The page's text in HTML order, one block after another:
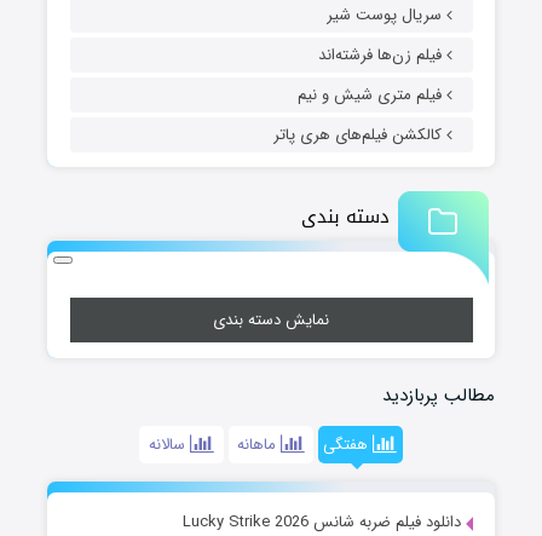
سریال پوست شیر
فیلم زن‌ها فرشته‌اند
فیلم متری شیش و نیم
کالکشن فیلم‌های هری پاتر
دسته بندی
نمایش دسته بندی
مطالب پربازدید
هفتگی ماهانه سالانه
دانلود فیلم ضربه شانس Lucky Strike 2026